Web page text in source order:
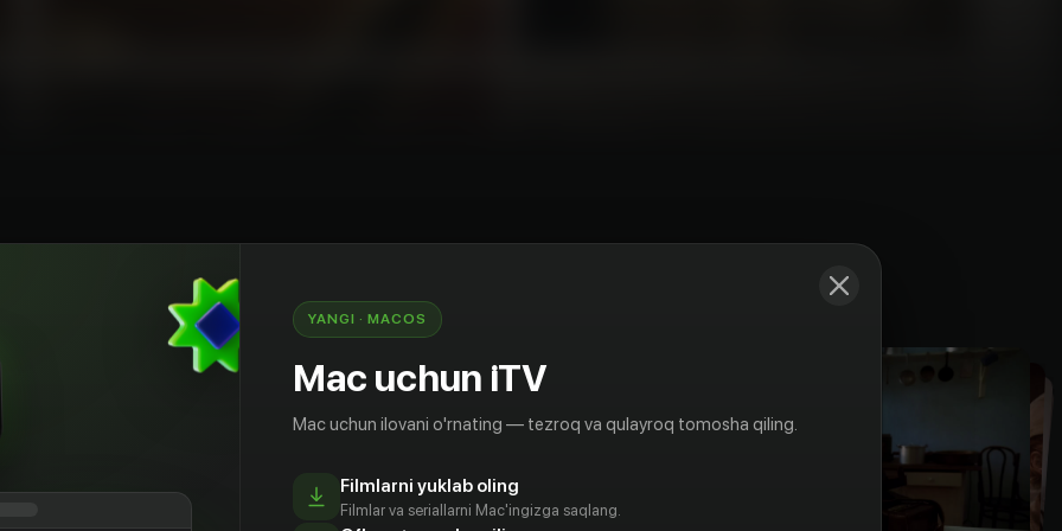
полиция Гоминьдана, ее отслеживала
и полиция Третьего рейха Гестапо, ее
службы Японии, Италии и Швейцарии, по
Польши и Румынии, ее пыталось
британские спецслужбы. Но
этого сделать. Во всем мире эта женщина
литературным псевдонимом — Рут Вернер.
YANGI · MACOS
Mac uchun iTV
Mac uchun ilovani o'rnating — tezroq va qulayroq tomosha qiling.
Filmlarni yuklab oling
Filmlar va seriallarni Mac'ingizga saqlang.